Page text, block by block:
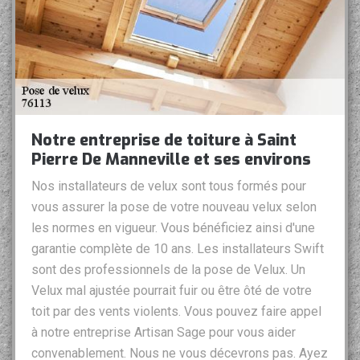
Notre entreprise de toiture à Saint
Pierre De Manneville et ses environs
Nos installateurs de velux sont tous formés pour
vous assurer la pose de votre nouveau velux selon
les normes en vigueur. Vous bénéficiez ainsi d'une
garantie complète de 10 ans. Les installateurs Swift
sont des professionnels de la pose de Velux. Un
Velux mal ajustée pourrait fuir ou être ôté de votre
toit par des vents violents. Vous pouvez faire appel
à notre entreprise Artisan Sage pour vous aider
convenablement. Nous ne vous décevrons pas. Ayez